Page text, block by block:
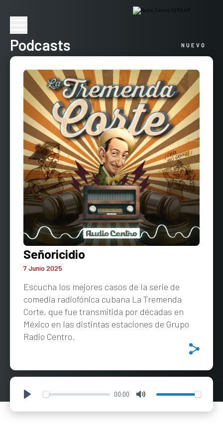
Podcasts NUEVO
Señoricidio
7 Junio 2025
Escucha los mejores casos de la serie de
comedia radiofónica cubana La Tremenda
Corte, que fue transmitida por décadas en
México en las distintas estaciones de Grupo
Radio Centro.
Play 00:00 Mute